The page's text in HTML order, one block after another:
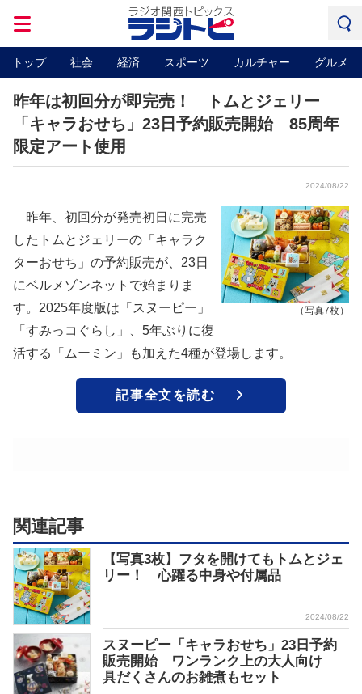
トップ 社会 経済 スポーツ カルチャー グルメ
昨年は初回分が即完売！ トムとジェリー
「キャラおせち」23日予約販売開始 85周年
限定アート使用
2024/08/22
（写真7枚）
昨年、初回分が発売初日に完売
したトムとジェリーの「キャラク
ターおせち」の予約販売が、23日
にベルメゾンネットで始まりま
す。2025年度版は「スヌーピー」
「すみっコぐらし」、5年ぶりに復
活する「ムーミン」も加えた4種が登場します。
記事全文を読む
関連記事
【写真3枚】フタを開けてもトムとジェ
リー！ 心躍る中身や付属品
2024/08/22
スヌーピー「キャラおせち」23日予約
販売開始 ワンランク上の大人向け
具だくさんのお雑煮もセット